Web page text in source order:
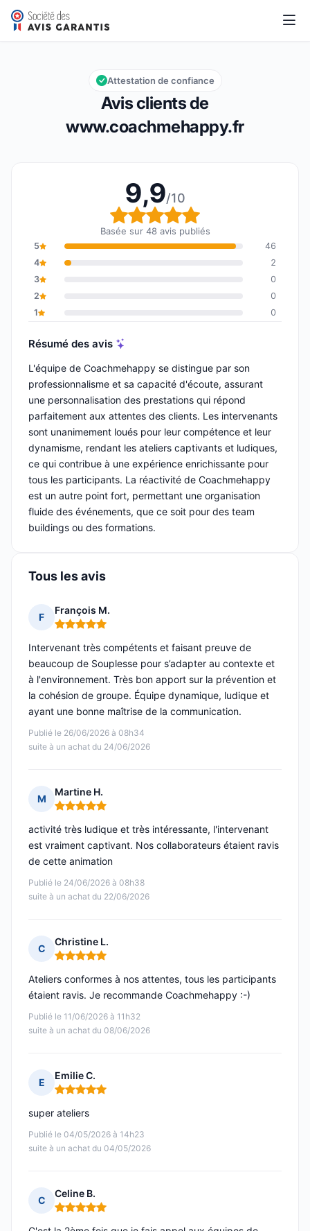
www.coachmehappy.fr
Note globale : 9,9 sur 10
9,9/10
Avis clients de
www.coachmehappy.fr
Attestation de confiance
9,9/10
Note globale : 9,9 sur
Basée sur 48 avis publiés
5
46
4
2
3
0
2
0
1
0
Résumé des avis
L'équipe de Coachmehappy se distingue par son
professionnalisme et sa capacité d'écoute, assurant
une personnalisation des prestations qui répond
parfaitement aux attentes des clients. Les intervenants
sont unanimement loués pour leur compétence et leur
dynamisme, rendant les ateliers captivants et ludiques,
ce qui contribue à une expérience enrichissante pour
tous les participants. La réactivité de Coachmehappy
est un autre point fort, permettant une organisation
fluide des événements, que ce soit pour des team
buildings ou des formations.
Tous les avis
F
François M.
Note : 5 sur 5
Publié le 26/06/2026 à 08h34
suite à un achat du 24/06/2026
Intervenant très compétents et faisant preuve de
beaucoup de Souplesse pour s’adapter au contexte et
à l'environnement. Très bon apport sur la prévention et
la cohésion de groupe. Équipe dynamique, ludique et
ayant une bonne maîtrise de la communication.
M
Martine H.
Note : 5 sur 5
Publié le 24/06/2026 à 08h38
suite à un achat du 22/06/2026
activité très ludique et très intéressante, l'intervenant
est vraiment captivant. Nos collaborateurs étaient ravis
de cette animation
C
Christine L.
Note : 5 sur 5
Publié le 11/06/2026 à 11h32
suite à un achat du 08/06/2026
Ateliers conformes à nos attentes, tous les participants
étaient ravis. Je recommande Coachmehappy :-)
E
Emilie C.
Note : 5 sur 5
Publié le 04/05/2026 à 14h23
suite à un achat du 04/05/2026
super ateliers
C
Celine B.
Note : 5 sur 5